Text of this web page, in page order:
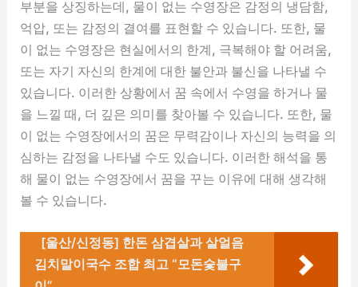
부분을 상징하는데, 물이 없는 수영장은 감정의 냉담함,
억압, 또는 감정의 결여를 표현할 수 있습니다. 또한, 물
이 없는 수영장은 현실에서의 한계, 극복해야 할 어려움,
또는 자기 자신의 한계에 대한 불안과 불신을 나타낼 수
있습니다. 이러한 상황에서 꿈 속에서 수영을 하거나 물
을 느낄 때, 더 깊은 의미를 찾아볼 수 있습니다. 또한, 물
이 없는 수영장에서의 꿈은 무력감이나 자신의 능력을 의
심하는 감정을 나타낼 수도 있습니다. 이러한 해석을 통
해 물이 없는 수영장에서 꿈을 꾸는 이유에 대해 생각해
볼 수 있습니다.
[울산/신정동] 한돈 삼겹살과 살얼음
김치말이국수 조합 최고 “모돈숯불구